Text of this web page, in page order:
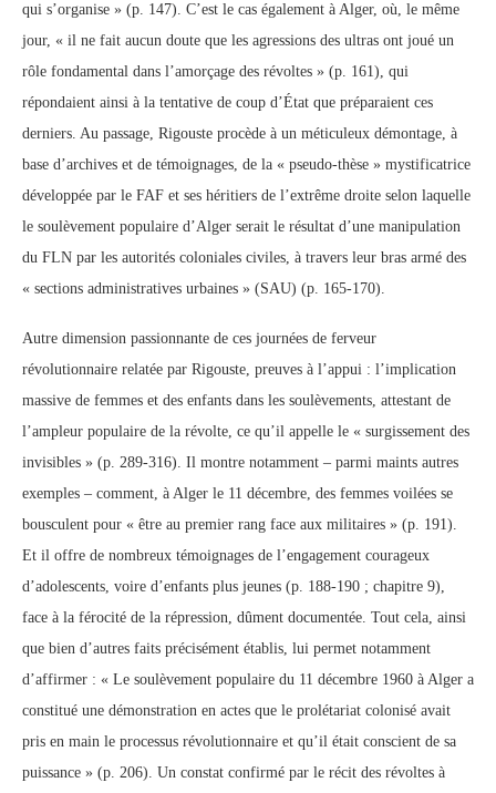
qui s’organise » (p. 147). C’est le cas également à Alger, où, le même
jour, « il ne fait aucun doute que les agressions des ultras ont joué un
rôle fondamental dans l’amorçage des révoltes » (p. 161), qui
répondaient ainsi à la tentative de coup d’État que préparaient ces
derniers. Au passage, Rigouste procède à un méticuleux démontage, à
base d’archives et de témoignages, de la « pseudo-thèse » mystificatrice
développée par le FAF et ses héritiers de l’extrême droite selon laquelle
le soulèvement populaire d’Alger serait le résultat d’une manipulation
du FLN par les autorités coloniales civiles, à travers leur bras armé des
« sections administratives urbaines » (SAU) (p. 165-170).
Autre dimension passionnante de ces journées de ferveur
révolutionnaire relatée par Rigouste, preuves à l’appui : l’implication
massive de femmes et des enfants dans les soulèvements, attestant de
l’ampleur populaire de la révolte, ce qu’il appelle le « surgissement des
invisibles » (p. 289-316). Il montre notamment – parmi maints autres
exemples – comment, à Alger le 11 décembre, des femmes voilées se
bousculent pour « être au premier rang face aux militaires » (p. 191).
Et il offre de nombreux témoignages de l’engagement courageux
d’adolescents, voire d’enfants plus jeunes (p. 188-190 ; chapitre 9),
face à la férocité de la répression, dûment documentée. Tout cela, ainsi
que bien d’autres faits précisément établis, lui permet notamment
d’affirmer : « Le soulèvement populaire du 11 décembre 1960 à Alger a
constitué une démonstration en actes que le prolétariat colonisé avait
pris en main le processus révolutionnaire et qu’il était conscient de sa
puissance » (p. 206). Un constat confirmé par le récit des révoltes à